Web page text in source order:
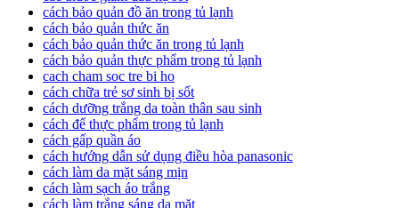
cách bảo quản đồ ăn trong tủ lạnh
cách bảo quản thức ăn
cách bảo quản thức ăn trong tủ lạnh
cách bảo quản thực phẩm trong tủ lạnh
cach cham soc tre bi ho
cách chữa trẻ sơ sinh bị sốt
cách dưỡng trắng da toàn thân sau sinh
cách để thực phẩm trong tủ lạnh
cách gấp quần áo
cách hướng dẫn sử dụng điều hòa panasonic
cách làm da mặt sáng mịn
cách làm sạch áo trắng
cách làm trắng sáng da mặt